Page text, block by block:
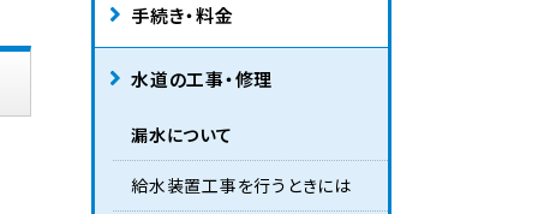
手続き・料金
水道の工事・修理
漏水について
給水装置工事を行うときには